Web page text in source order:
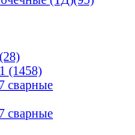
(28)
(1458)
сварные
сварные